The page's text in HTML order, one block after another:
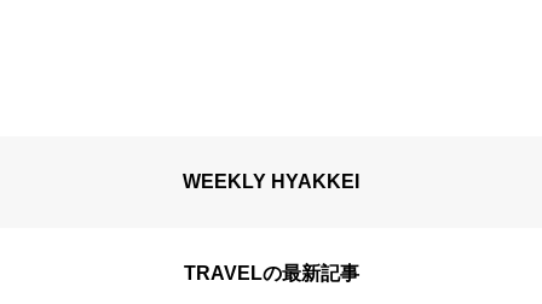
WEEKLY HYAKKEI
TRAVELの最新記事